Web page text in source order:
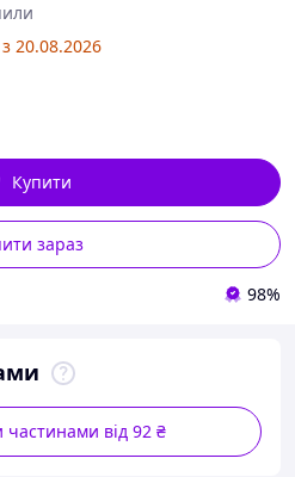
20.08.2026
зараз
Купити
98%
від 92 ₴